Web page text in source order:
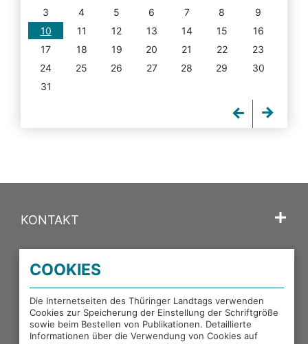
3
4 5 6 7 8
9
10
11 12 13 14 15
16
17
18 19 20 21 22
23
24
25 26 27 28 29
30
31
KONTAKT
PORTALE DES THÜRINGER LANDTAGS
EXTERNE LINKS
COOKIES
Die Internetseiten des Thüringer Landtags verwenden
Cookies zur Speicherung der Einstellung der Schriftgröße
sowie beim Bestellen von Publikationen. Detaillierte
Informationen über die Verwendung von Cookies auf